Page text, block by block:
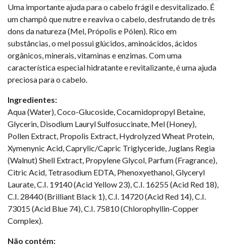
Uma importante ajuda para o cabelo frágil e desvitalizado. É
um champô que nutre e reaviva o cabelo, desfrutando de três
dons da natureza (Mel, Própolis e Pólen). Rico em
substâncias, o mel possui glúcidos, aminoácidos, ácidos
orgânicos, minerais, vitaminas e enzimas. Com uma
característica especial hidratante e revitalizante, é uma ajuda
preciosa para o cabelo.
Ingredientes:
Aqua (Water), Coco-Glucoside, Cocamidopropyl Betaine,
Glycerin, Disodium Lauryl Sulfosuccinate, Mel (Honey),
Pollen Extract, Propolis Extract, Hydrolyzed Wheat Protein,
Xymenynic Acid, Caprylic/Capric Triglyceride, Juglans Regia
(Walnut) Shell Extract, Propylene Glycol, Parfum (Fragrance),
Citric Acid, Tetrasodium EDTA, Phenoxyethanol, Glyceryl
Laurate, C.I. 19140 (Acid Yellow 23), C.I. 16255 (Acid Red 18),
C.I. 28440 (Brilliant Black 1), C.I. 14720 (Acid Red 14), C.I.
73015 (Acid Blue 74), C.I. 75810 (Chlorophyllin-Copper
Complex).
Não contém: